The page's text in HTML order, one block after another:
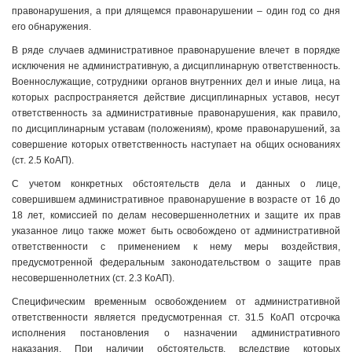
правонарушения, а при длящемся правонарушении – один год со дня
его обнаружения.
В ряде случаев административное правонарушение влечет в порядке
исключения не административную, а дисциплинарную ответственность.
Военнослужащие, сотрудники органов внутренних дел и иные лица, на
которых распространяется действие дисциплинарных уставов, несут
ответственность за административные правонарушения, как правило,
по дисциплинарным уставам (положениям), кроме правонарушений, за
совершение которых ответственность наступает на общих основаниях
(ст. 2.5 КоАП).
С учетом конкретных обстоятельств дела и данных о лице,
совершившем административное правонарушение в возрасте от 16 до
18 лет, комиссией по делам несовершеннолетних и защите их прав
указанное лицо также может быть освобождено от административной
ответственности с применением к нему меры воздействия,
предусмотренной федеральным законодательством о защите прав
несовершеннолетних (ст. 2.3 КоАП).
Специфическим временным освобождением от административной
ответственности является предусмотренная ст. 31.5 КоАП отсрочка
исполнения постановления о назначении административного
наказания. При наличии обстоятельств, вследствие которых